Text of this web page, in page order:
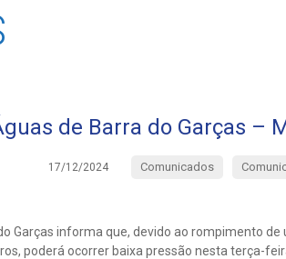
de Barra do Garças –
17/12/2024 Comunicados
Garças informa que, devido ao rompimento
poderá ocorrer baixa pressão nesta terça-